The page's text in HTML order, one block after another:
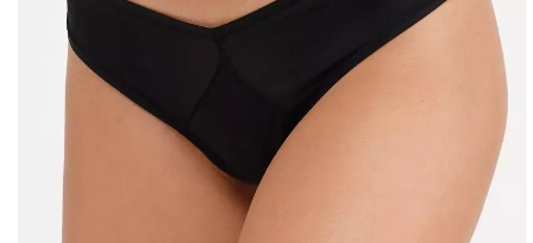
Безшовні легінси з
мікрофібри LEGGINGS 02
(чорний) Giulia
552 грн.
Велосипедки з високою
талією TRACKS 01